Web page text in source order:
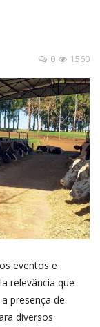
1560
0
eventos e
relevância que
presença de
diversos